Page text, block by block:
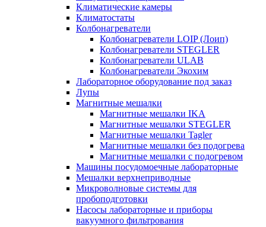
Климатические камеры
Климатостаты
Колбонагреватели
Колбонагреватели LOIP (Лоип)
Колбонагреватели STEGLER
Колбонагреватели ULAB
Колбонагреватели Экохим
Лабораторное оборудование под заказ
Лупы
Магнитные мешалки
Магнитные мешалки IKA
Магнитные мешалки STEGLER
Магнитные мешалки Tagler
Магнитные мешалки без подогрева
Магнитные мешалки с подогревом
Машины посудомоечные лабораторные
Мешалки верхнеприводные
Микроволновые системы для
пробоподготовки
Насосы лабораторные и приборы
вакуумного фильтрования